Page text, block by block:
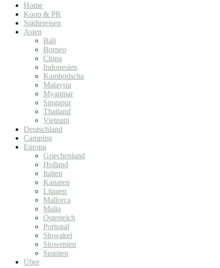
Home
Koop & PR
Städtereisen
Asien
Bali
Borneo
China
Indonesien
Kambodscha
Malaysia
Myanmar
Singapur
Thailand
Vietnam
Deutschland
Camping
Europa
Griechenland
Holland
Italien
Kanaren
Litauen
Mallorca
Malta
Österreich
Portugal
Slowakei
Slowenien
Spanien
Über